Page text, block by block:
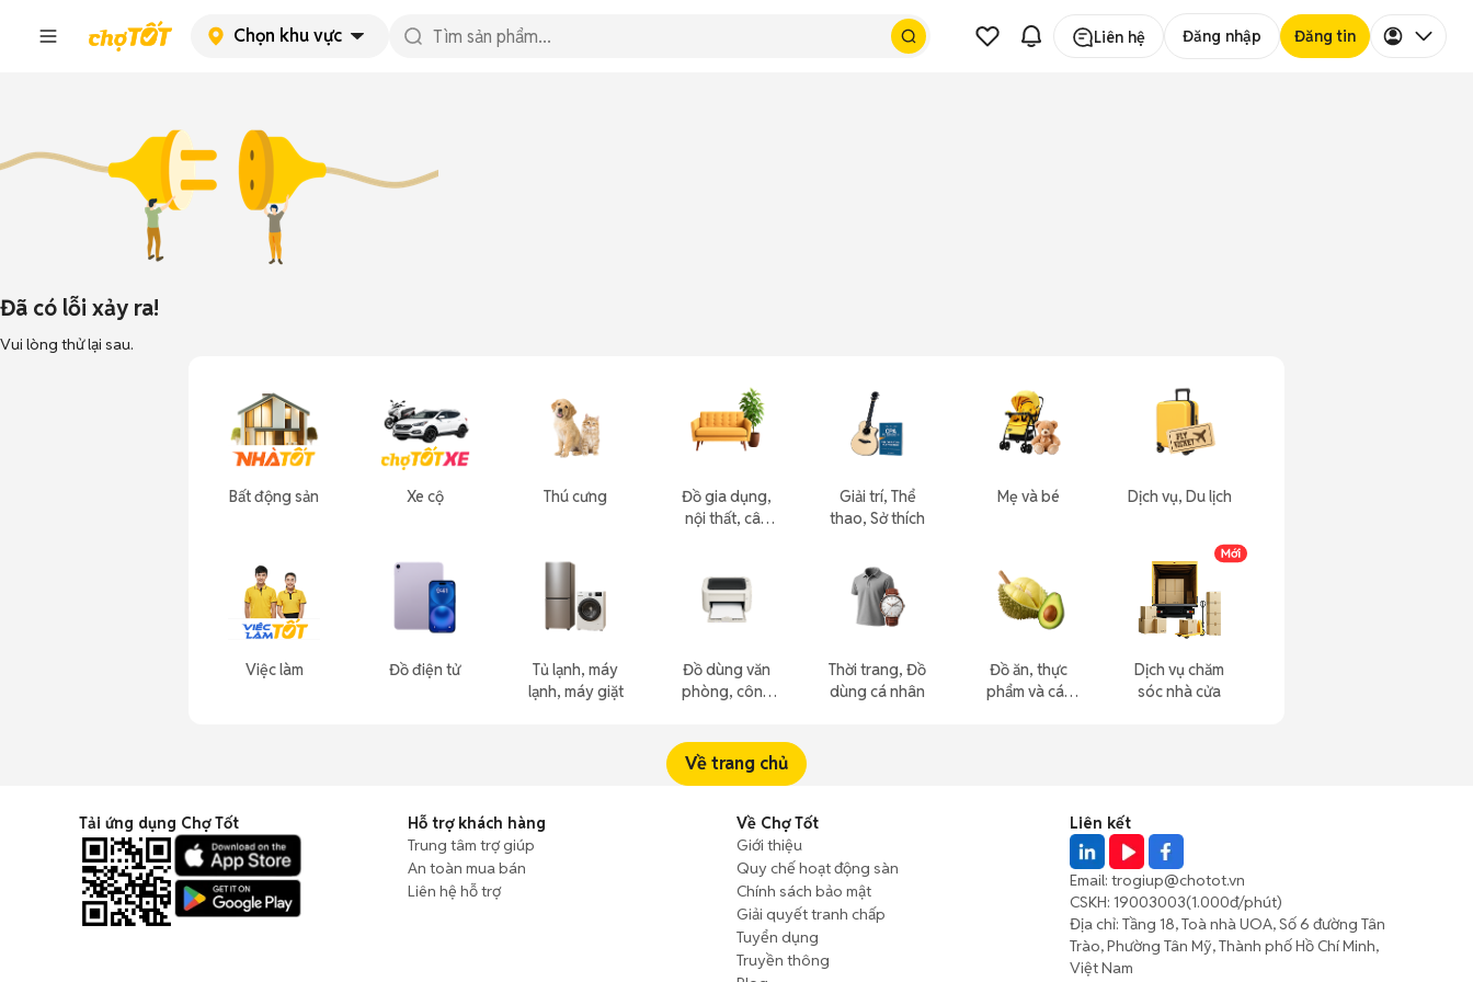
Chọn khu vực Liên hệ Đăng nhập Đăng tin
Đã có lỗi xảy ra!
Vui lòng thử lại sau.
Bất động sản
Việc làm
Xe cộ
Đồ điện tử
Thú cưng
Tủ lạnh, máy
lạnh, máy giặt
Đồ gia dụng,
nội thất, cây
Đồ dùng văn
phòng, công
Giải trí, Thể
thao, Sở thích
Thời trang, Đồ
dùng cá nhân
Mẹ và bé
Đồ ăn, thực
phẩm và các
Dịch vụ, Du lịch
Dịch vụ chăm
sóc nhà cửa
Về trang chủ
Tải ứng dụng Chợ Tốt
Hỗ trợ khách hàng
Trung tâm trợ giúp
An toàn mua bán
Liên hệ hỗ trợ
Về Chợ Tốt
Giới thiệu
Quy chế hoạt động sàn
Chính sách bảo mật
Giải quyết tranh chấp
Tuyển dụng
Truyền thông
Liên kết
Email: trogiup@chotot.vn
CSKH: 19003003(1.000đ/phút)
Địa chỉ: Tầng 18, Toà nhà UOA, Số 6 đường Tân
Trào, Phường Tân Mỹ, Thành phố Hồ Chí Minh,
Việt Nam